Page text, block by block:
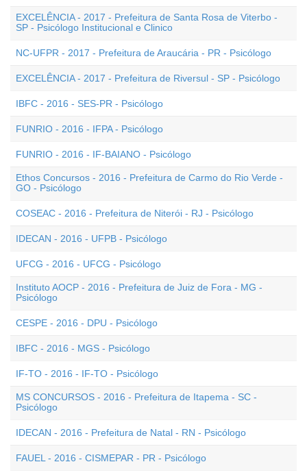
EXCELÊNCIA - 2017 - Prefeitura de Santa Rosa de Viterbo -
SP - Psicólogo Institucional e Clinico
NC-UFPR - 2017 - Prefeitura de Araucária - PR - Psicólogo
EXCELÊNCIA - 2017 - Prefeitura de Riversul - SP - Psicólogo
IBFC - 2016 - SES-PR - Psicólogo
FUNRIO - 2016 - IFPA - Psicólogo
FUNRIO - 2016 - IF-BAIANO - Psicólogo
Ethos Concursos - 2016 - Prefeitura de Carmo do Rio Verde -
GO - Psicólogo
COSEAC - 2016 - Prefeitura de Niterói - RJ - Psicólogo
IDECAN - 2016 - UFPB - Psicólogo
UFCG - 2016 - UFCG - Psicólogo
Instituto AOCP - 2016 - Prefeitura de Juiz de Fora - MG -
Psicólogo
CESPE - 2016 - DPU - Psicólogo
IBFC - 2016 - MGS - Psicólogo
IF-TO - 2016 - IF-TO - Psicólogo
MS CONCURSOS - 2016 - Prefeitura de Itapema - SC -
Psicólogo
IDECAN - 2016 - Prefeitura de Natal - RN - Psicólogo
FAUEL - 2016 - CISMEPAR - PR - Psicólogo